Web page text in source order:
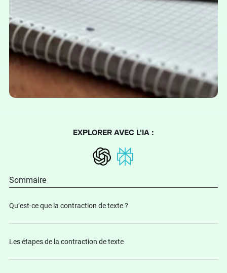
EXPLORER AVEC L'IA :
Sommaire
Qu’est-ce que la contraction de texte ?
Les étapes de la contraction de texte